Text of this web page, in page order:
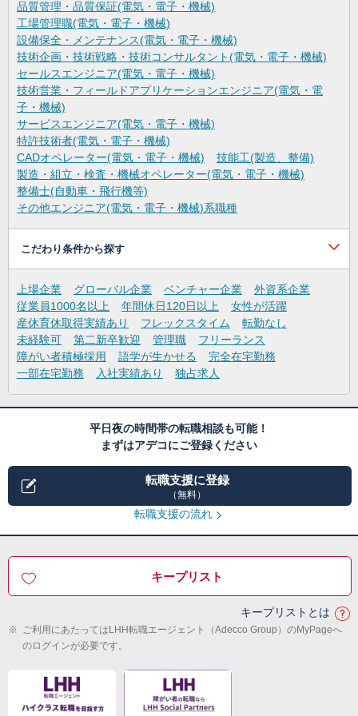
品質管理・品質保証(電気・電子・機械)
工場管理職(電気・電子・機械)
設備保全・メンテナンス(電気・電子・機械)
技術企画・技術戦略・技術コンサルタント(電気・電子・機械)
セールスエンジニア(電気・電子・機械)
技術営業・フィールドアプリケーションエンジニア(電気・電
子・機械)
サービスエンジニア(電気・電子・機械)
特許技術者(電気・電子・機械)
CADオペレーター(電気・電子・機械)
技能工(製造、整備)
製造・組立・検査・機械オペレーター(電気・電子・機械)
整備士(自動車・飛行機等)
その他エンジニア(電気・電子・機械)系職種
こだわり条件から探す
上場企業 グローバル企業 ベンチャー企業
外資系企業
従業員1000名以上
年間休日120日以上
女性が活躍
産休育休取得実績あり
フレックスタイム
転勤なし
未経験可
第二新卒歓迎 管理職
フリーランス
障がい者積極採用
語学が生かせる
完全在宅勤務
一部在宅勤務
入社実績あり 独占求人
平日夜の時間帯の転職相談も可能！
まずはアデコにご登録ください
転職支援に登録
（無料）
転職支援の流れ
キープリスト
キープリストとは
※ ご利用にあたってはLHH転職エージェント（Adecco Group）のMyPageへ
のログインが必要です。